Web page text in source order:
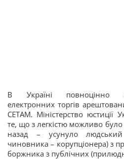
В Україні повноцінно
електронних торгів
СЕТАМ. Міністерство юстиції
те, що з легкістю можливо
назад – усунуло
чиновника – корупціонера) з
боржника з публічних